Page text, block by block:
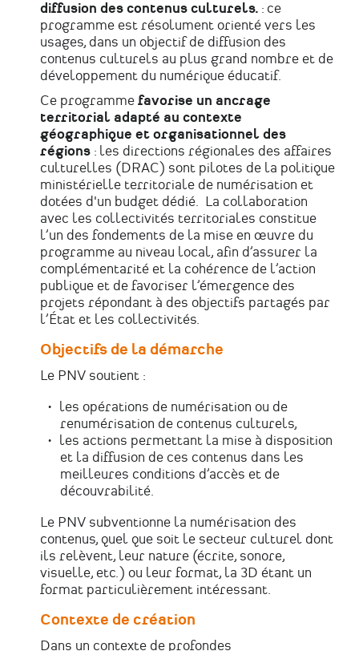
diffusion des contenus culturels. : ce
programme est résolument orienté vers les
usages, dans un objectif de diffusion des
contenus culturels au plus grand nombre et de
développement du numérique éducatif.
Ce programme favorise un ancrage
territorial adapté au contexte
géographique et organisationnel des
régions : les directions régionales des affaires
culturelles (DRAC) sont pilotes de la politique
ministérielle territoriale de numérisation et
dotées d'un budget dédié. La collaboration
avec les collectivités territoriales constitue
l’un des fondements de la mise en œuvre du
programme au niveau local, afin d’assurer la
complémentarité et la cohérence de l’action
publique et de favoriser l’émergence des
projets répondant à des objectifs partagés par
l’État et les collectivités.
Objectifs de la démarche
Le PNV soutient :
les opérations de numérisation ou de
renumérisation de contenus culturels,
les actions permettant la mise à disposition
et la diffusion de ces contenus dans les
meilleures conditions d’accès et de
découvrabilité.
Le PNV subventionne la numérisation des
contenus, quel que soit le secteur culturel dont
ils relèvent, leur nature (écrite, sonore,
visuelle, etc.) ou leur format, la 3D étant un
format particulièrement intéressant.
Contexte de création
Dans un contexte de profondes